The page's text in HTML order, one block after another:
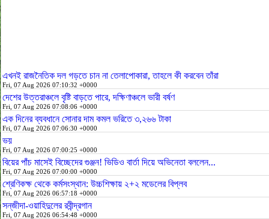
এখনই রাজনৈতিক দল গড়তে চান না তেলাপোকারা, তাহলে কী করবেন তাঁরা
Fri, 07 Aug 2026 07:10:32 +0000
দেশের উত্তরাঞ্চলে বৃষ্টি বাড়তে পারে, দক্ষিণাঞ্চলে ভারী বর্ষণ
Fri, 07 Aug 2026 07:08:06 +0000
এক দিনের ব্যবধানে সোনার দাম কমল ভরিতে ৩,২৬৬ টাকা
Fri, 07 Aug 2026 07:06:30 +0000
ভয়
Fri, 07 Aug 2026 07:00:25 +0000
বিয়ের পাঁচ মাসেই বিচ্ছেদের গুঞ্জন! ভিডিও বার্তা দিয়ে অভিনেতা বললেন...
Fri, 07 Aug 2026 07:00:00 +0000
শ্রেণিকক্ষ থেকে কর্মসংস্থান: উচ্চশিক্ষায় ২+২ মডেলের বিপ্লব
Fri, 07 Aug 2026 06:57:18 +0000
সন্‌জীদা-ওয়াহিদুলের রবীন্দ্রগান
Fri, 07 Aug 2026 06:54:48 +0000